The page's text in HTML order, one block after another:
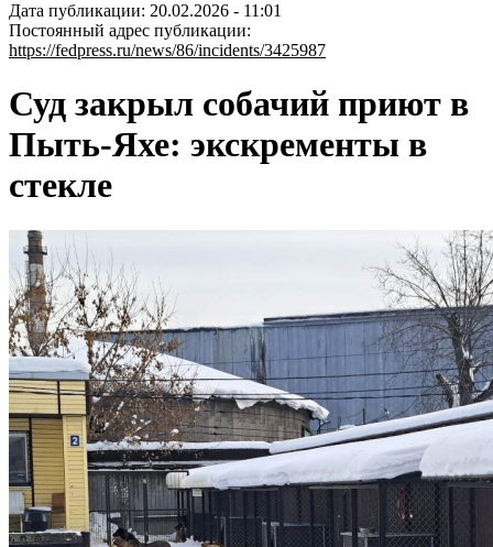
Дата публикации: 20.02.2026 - 11:01
Постоянный адрес публикации:
https://fedpress.ru/news/86/incidents/3425987
Суд закрыл собачий приют в
Пыть-Яхе: экскременты в
стекле